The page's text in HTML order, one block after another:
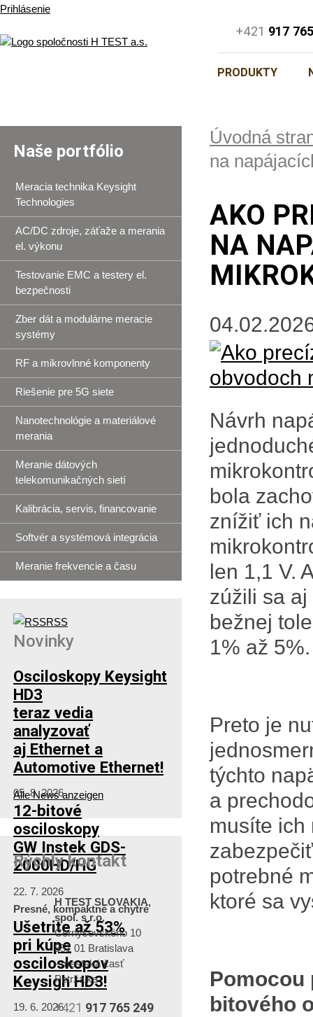
+421 917
PRODUKTY
Prihlásenie
Úvodná
na
AKO
NA
Návrh
bola
znížiť ich
len 1,1 V.
zúžili sa
bežnej
1% až 5%.
Preto je
týchto
a
musíte ich
potrebné
ktoré sa
Pomocou
bitového
Naše portfólio
Meracia technika Keysight
Technologies
AC/DC zdroje, záťaže a merania
el. výkonu
Testovanie EMC a testery el.
bezpečnosti
Zber dát a modulárne meracie
systémy
RF a mikrovlnné komponenty
Riešenie pre 5G siete
Nanotechnológie a materiálové
merania
Meranie dátových
telekomunikačných sietí
Kalibrácia, servis, financovanie
Softvér a systémová integrácia
Meranie frekvencie a času
RSS
Novinky
Osciloskopy Keysight
HD3
teraz vedia
analyzovať
aj Ethernet a
Automotive Ethernet!
05. 8. 2026
12-bitové
osciloskopy
GW Instek GDS-
2000HD/HG
22. 7. 2026
Presné, kompaktné a chytré
Ušetrite až 53%
pri kúpe
osciloskopov
Keysigh HD3!
19. 6. 2026
Alle News anzeigen
Rýchly kontakt
H TEST SLOVAKIA,
spol. s r.o.
Černyševského 10
851 01 Bratislava
- mestská časť
Petržalka
+421 917 765 249